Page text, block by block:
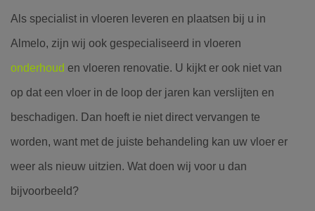
Als specialist in vloeren leveren en plaatsen bij u in
Almelo, zijn wij ook gespecialiseerd in vloeren
onderhoud en vloeren renovatie. U kijkt er ook niet van
op dat een vloer in de loop der jaren kan verslijten en
beschadigen. Dan hoeft ie niet direct vervangen te
worden, want met de juiste behandeling kan uw vloer er
weer als nieuw uitzien. Wat doen wij voor u dan
bijvoorbeeld?